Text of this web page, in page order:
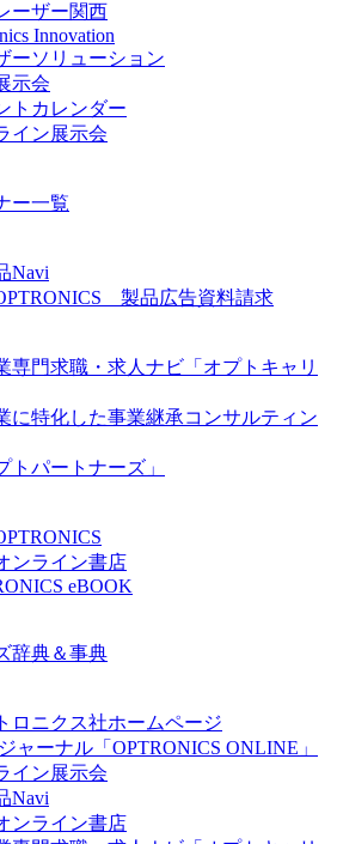
ーザー関西
Innovation
ーソリューション
示会
トカレンダー
イン展示会
ー一覧
Navi
製品広告資料請求
専門求職・求人ナビ「オプトキャリ
に特化した事業継承コンサルティン
トパートナーズ」
ンライン書店
eBOOK
辞典＆事典
ロニクス社ホームページ
ャーナル「OPTRONICS ONLINE」
イン展示会
Navi
ンライン書店